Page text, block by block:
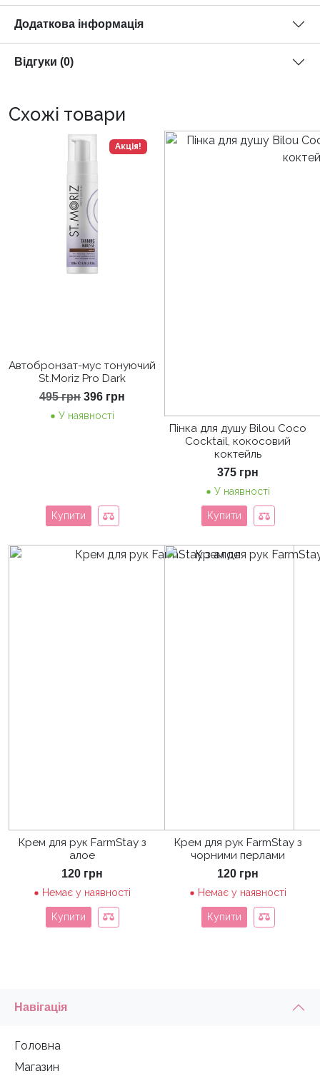
Додаткова інформація
Відгуки (0)
Схожі товари
Акція!
Автобронзат-мус тонуючий
St.Moriz Pro Dark
495грн Оригінальна
495 грн.
396 грн
396 грн.
У наявності
Купити
Пінка для душу Bilou Coco
Cocktail, кокосовий
коктейль
375 грн
У наявності
Купити
Крем для рук FarmStay з
алое
120 грн
Немає у наявності
Купити
Крем для рук FarmStay з
чорними перлами
120 грн
Немає у наявності
Купити
Навігація
Головна
Магазин